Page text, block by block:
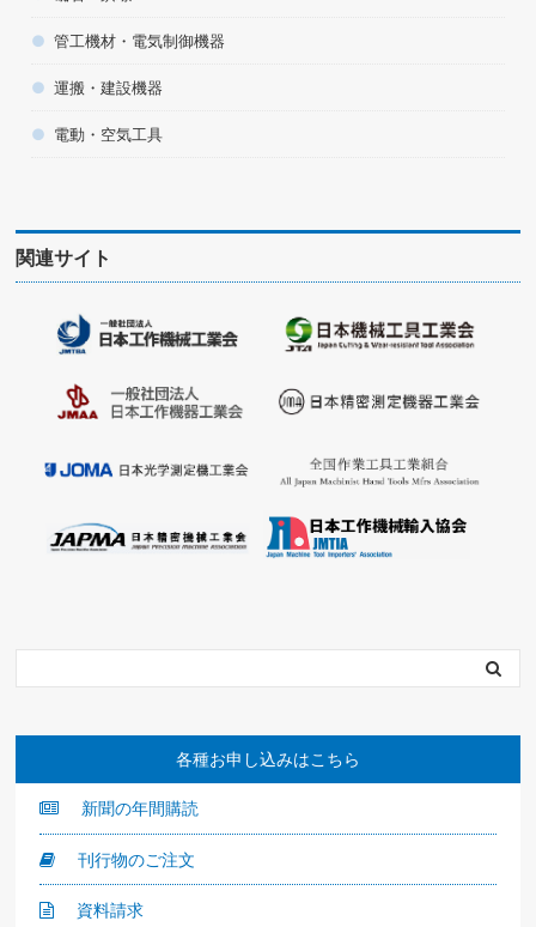
管工機材・電気制御機器
運搬・建設機器
電動・空気工具
関連サイト
各種お申し込みはこちら
新聞の年間購読
刊行物のご注文
資料請求